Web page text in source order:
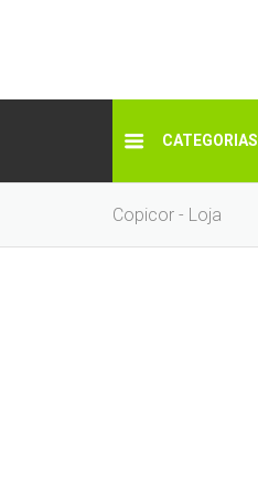
CATEGORIAS
Copicor - Loja